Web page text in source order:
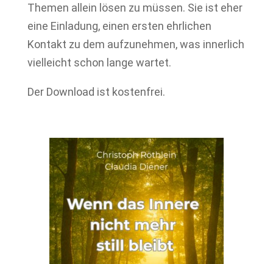
Themen allein lösen zu müssen. Sie ist eher
eine Einladung, einen ersten ehrlichen
Kontakt zu dem aufzunehmen, was innerlich
vielleicht schon lange wartet.
Der Download ist kostenfrei.